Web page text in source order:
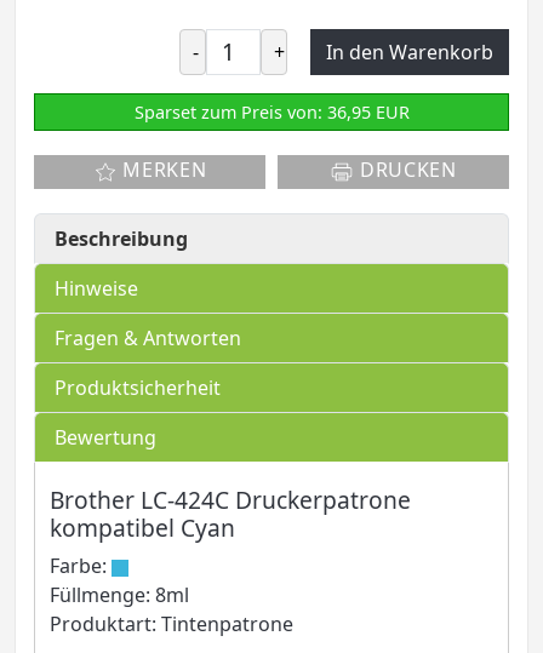
- + In den Warenkorb
Sparset zum Preis von: 36,95 EUR
MERKEN DRUCKEN
Beschreibung
Hinweise
Fragen & Antworten
Produktsicherheit
Bewertung
Brother LC-424C Druckerpatrone
kompatibel Cyan
Farbe:
Füllmenge: 8ml
Produktart: Tintenpatrone